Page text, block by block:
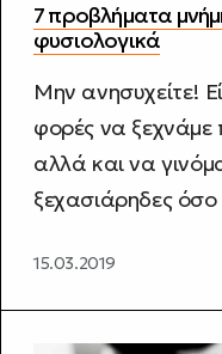
7 προβλήματα
φυσιολογικά
Μην ανησυχείτε!
φορές να
αλλά και να
ξεχασιάρηδες
15.03.2019